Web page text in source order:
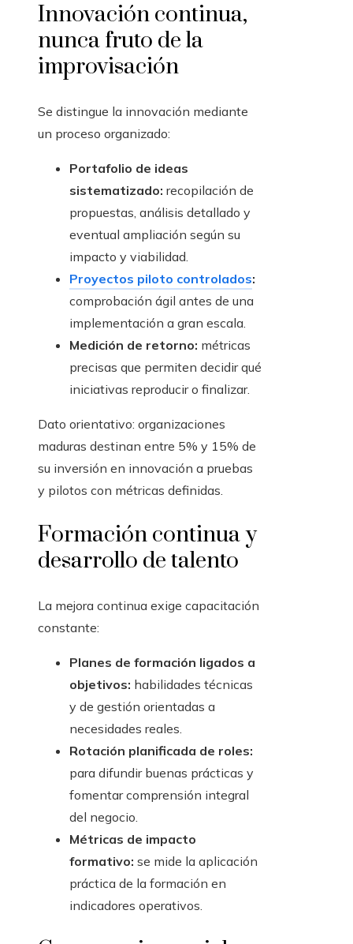
Innovación continua,
nunca fruto de la
improvisación
Se distingue la innovación mediante
un proceso organizado:
Portafolio de ideas
sistematizado: recopilación de
propuestas, análisis detallado y
eventual ampliación según su
impacto y viabilidad.
Proyectos piloto controlados:
comprobación ágil antes de una
implementación a gran escala.
Medición de retorno: métricas
precisas que permiten decidir qué
iniciativas reproducir o finalizar.
Dato orientativo: organizaciones
maduras destinan entre 5% y 15% de
su inversión en innovación a pruebas
y pilotos con métricas definidas.
Formación continua y
desarrollo de talento
La mejora continua exige capacitación
constante:
Planes de formación ligados a
objetivos: habilidades técnicas
y de gestión orientadas a
necesidades reales.
Rotación planificada de roles:
para difundir buenas prácticas y
fomentar comprensión integral
del negocio.
Métricas de impacto
formativo: se mide la aplicación
práctica de la formación en
indicadores operativos.